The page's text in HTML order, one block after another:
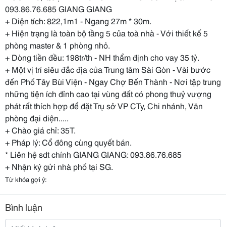
093.86.76.685 GIANG GIANG
+ Diện tích: 822,1m1 - Ngang 27m * 30m.
+ Hiện trạng là toàn bộ tầng 5 của toà nhà - Với thiết kế 5
phòng master & 1 phòng nhỏ.
+ Dòng tiền đều: 198tr/th - NH thẩm định cho vay 35 tỷ.
+ Một vị trí siêu đắc địa của Trung tâm Sài Gòn - Vài bước
đến Phố Tây Bùi Viện - Ngay Chợ Bến Thành - Nơi tập trung
những tiện ích đỉnh cao tại vùng đất có phong thuỷ vượng
phát rất thích hợp để đặt Trụ sở VP CTy, Chi nhánh, Văn
phòng đại diện.....
+ Chào giá chỉ: 35T.
+ Pháp lý: Cổ đông cùng quyết bán.
* Liên hệ sdt chính GIANG GIANG: 093.86.76.685
+ Nhận ký gửi nhà phố tại SG.
Từ khóa gợi ý:
Bình luận